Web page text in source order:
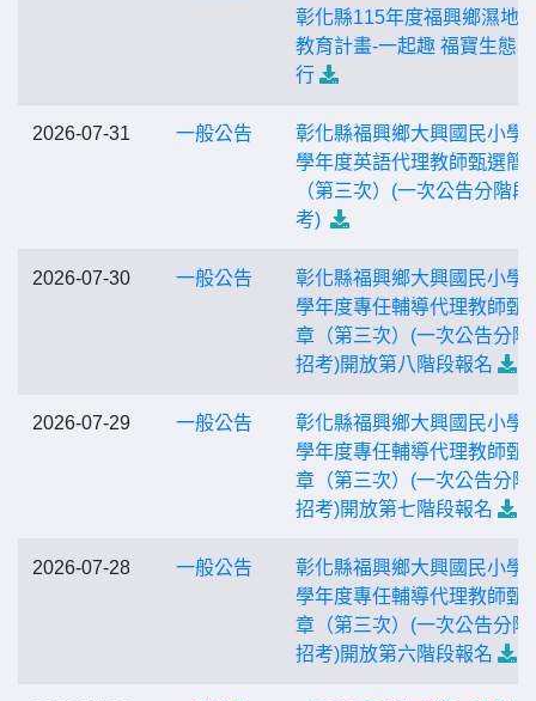
彰化縣115年度福興鄉濕地
教育計畫-一起趣 福寶生態
行
2026-07-31 一般公告
彰化縣福興鄉大興國民小學
學年度英語代理教師甄選簡
（第三次）(一次公告分階段
考)
2026-07-30 一般公告
彰化縣福興鄉大興國民小學
學年度專任輔導代理教師甄
章（第三次）(一次公告分階
招考)開放第八階段報名
2026-07-29 一般公告
彰化縣福興鄉大興國民小學
學年度專任輔導代理教師甄
章（第三次）(一次公告分階
招考)開放第七階段報名
2026-07-28 一般公告
彰化縣福興鄉大興國民小學
學年度專任輔導代理教師甄
章（第三次）(一次公告分階
招考)開放第六階段報名